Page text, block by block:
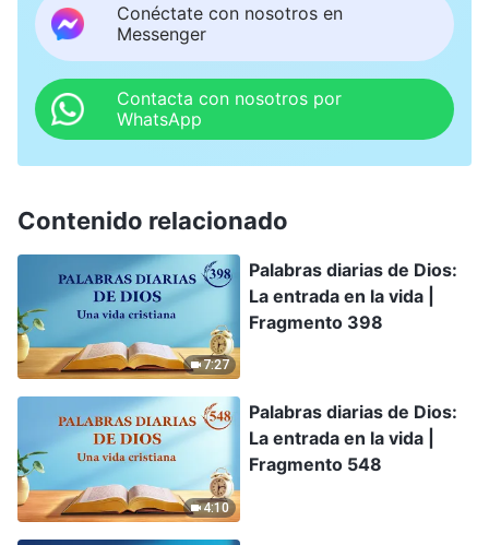
Conéctate con nosotros en
Messenger
Contacta con nosotros por
WhatsApp
Contenido relacionado
7:27
Palabras diarias de Dios:
La entrada en la vida |
Fragmento 398
4:10
Palabras diarias de Dios:
La entrada en la vida |
Fragmento 548